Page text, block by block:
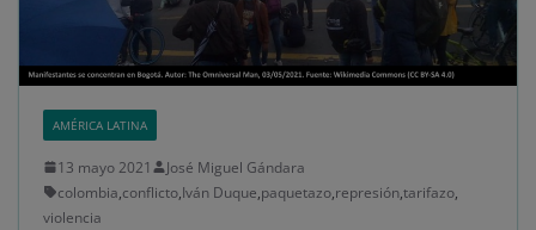
AMÉRICA LATINA
13 mayo 2021
José Miguel Gándara
colombia,conflicto,Iván Duque,paquetazo,represión,tarifazo,
violencia